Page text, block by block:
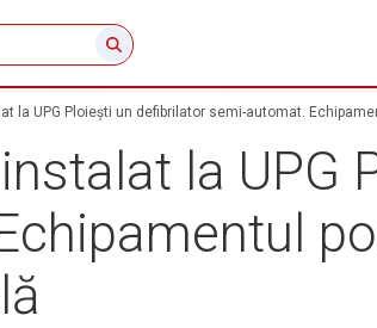
la UPG Ploiești un defibrilator semi-automat.
la UPG